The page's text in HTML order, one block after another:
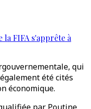
FIFA s'apprête à
qui
été cités
économique.